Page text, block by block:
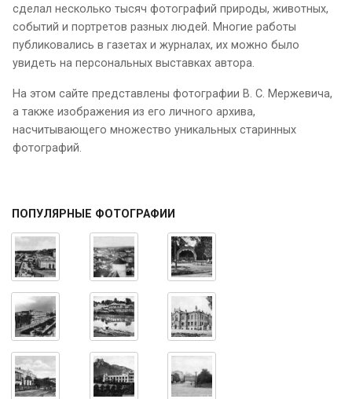
сделал несколько тысяч фотографий природы, животных,
событий и портретов разных людей. Многие работы
публиковались в газетах и журналах, их можно было
увидеть на персональных выставках автора.
На этом сайте представлены фотографии В. С. Мержевича,
а также изображения из его личного архива,
насчитывающего множество уникальных старинных
фотографий.
ПОПУЛЯРНЫЕ ФОТОГРАФИИ